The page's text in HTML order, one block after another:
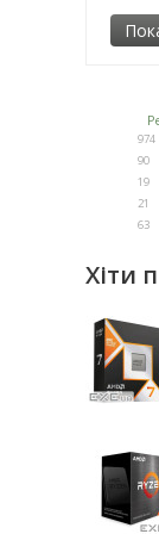
2
5
6
8
10
16
20
24
28
Хіти